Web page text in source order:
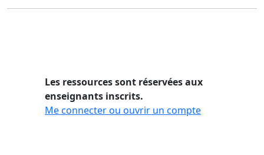
Les ressources sont réservées aux
enseignants inscrits.
Me connecter ou ouvrir un compte